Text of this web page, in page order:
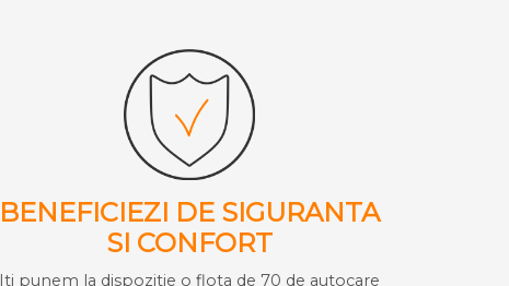
BENEFICIEZI DE SIGURANTA
SI CONFORT
Iti punem la dispozitie o flota de 70 de autocare